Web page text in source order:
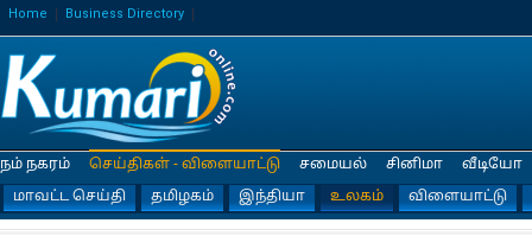
Home Business Directory
நம் நகரம்
செய்திகள் - விளையாட்டு
மாவட்ட செய்தி
தமிழகம் இந்தியா உலகம் விளையாட்டு
சமையல் சினிமா வீடியோ